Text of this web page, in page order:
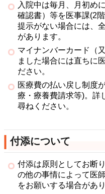
入院中は毎月、月初め
確認書）等を医事課(2
提示がない場合には、
があります。
マイナンバーカード（
ました場合には直ちに
ださい。
医療費の払い戻し制度
療・療養費請求等)。詳
尋ねください。
付添について
付添は原則としてお断
の他の事情によって医
をお願いする場合があり